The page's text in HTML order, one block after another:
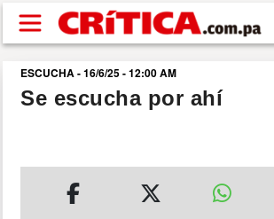
Pasar al contenido principal
buscar
ESCUCHA - 16/6/25 - 12:00 AM
Se escucha por ahí